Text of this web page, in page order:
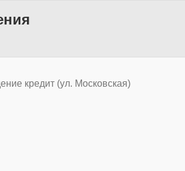
кредит (ул. Московская)